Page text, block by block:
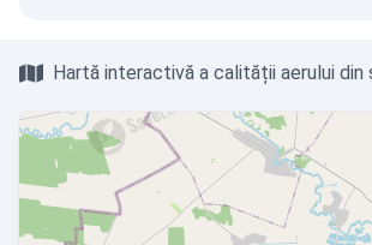
Hartă interactivă a calității aerului din